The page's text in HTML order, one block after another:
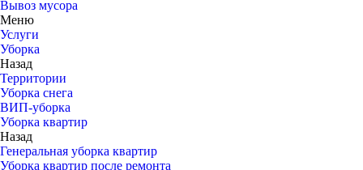
Вывоз мусора
Меню
Услуги
Уборка
Назад
Территории
Уборка снега
ВИП-уборка
Уборка квартир
Назад
Генеральная уборка квартир
Уборка квартир после ремонта